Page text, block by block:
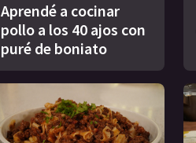
Aprendé a cocinar
pollo a los 40 ajos con
puré de boniato